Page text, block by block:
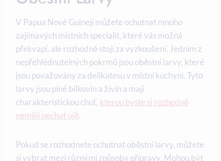
V Papua Nové Guineji můžete ochutnat mnoho
zajímavých místních specialit, které vás možná
překvapí, ale rozhodně stojí za vyzkoušení. Jedním ⁣z
nepřehlédnutelných pokrmů jsou oběstní larvy, které
jsou považovány za delikatesu v místní kuchyni. Tyto
larvy jsou plné bílkovin a živin ⁣a mají
charakteristickou chuť, kterou byste si rozhodně
neměli nechat ujít.
Pokud se rozhodnete ochutnat oběstní larvy, můžete
si vybrat mezi různými způsoby přípravy. Mohou být